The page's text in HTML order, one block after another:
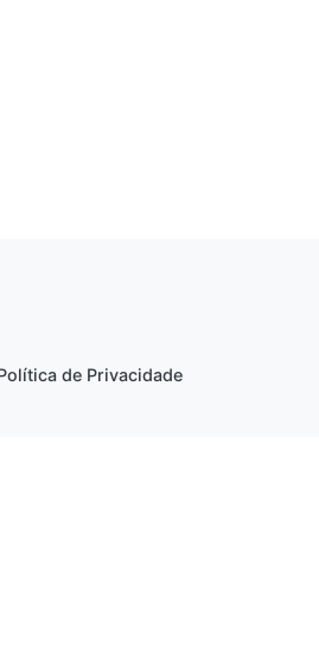
de Privacidade